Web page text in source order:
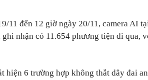
11 đến 12 giờ ngày 20/11, camera AI
nhận có 11.654 phương tiện đi qua,
hiện 6 trường hợp không thắt dây đai